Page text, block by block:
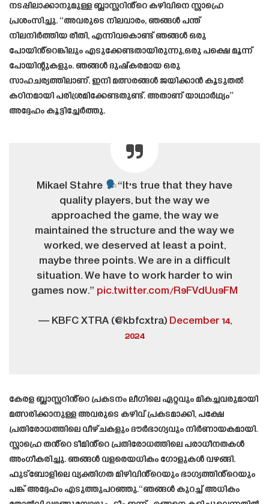
നടപ്പിലാക്കാനുമുള്ള ബ്ലാസ്റ്ററിൻ്റെ കഴിവിനെ സ്റ്റാഹ്രെ
പ്രശംസിച്ചു. “അവരുടെ നിലവാരം, ഞങ്ങൾ പന്ത്
നിലനിർത്തിയ രീതി, എന്നിവകൊണ്ട് ഞങ്ങൾ ഒരു
പോയിൻ്റെങ്കിലും എടുക്കേണ്ടതായിരുന്നു,ഒരു പക്ഷെ മൂന്ന്
പോയിന്റുകളും. ഞങ്ങൾ ദുഷ്‌കരമായ ഒരു
സാഹചര്യത്തിലാണ്. ഇനി മത്സരങ്ങൾ ജയിക്കാൻ കൂടുതൽ
കഠിനമായി പരിശ്രമിക്കേണ്ടതുണ്ട്. അതാണ് യാഥാർഥ്യം”
അദ്ദേഹം കൂട്ടിച്ചേർത്തു.
Mikael Stahre
“It's true that they have
quality players, but the way we
approached the game, the way we
maintained the structure and the way we
worked, we deserved at least a point,
maybe three points. We are in a difficult
situation. We have to work harder to win
games now.” pic.twitter.com/R9FVdUu9FM
— KBFC XTRA (@kbfcxtra) December 14,
2024
കേരള ബ്ലാസ്റ്ററിൻ്റെ പ്രകടനം ലീഗിലെ ഏറ്റവും മികച്ചവരുമായി
മത്സരിക്കാനുള്ള അവരുടെ കഴിവ് പ്രകടമാക്കി, പക്ഷേ
പ്രതിരോധത്തിലെ വീഴ്ചകളും ദൗർഭാഗ്യവും നിർണായകമായി.
സ്റ്റാഹ്രെ തൻ്റെ ടീമിൻ്റെ പ്രതിരോധത്തിലെ പരാധീനതകൾ
അംഗീകരിച്ചു. ഞങ്ങൾ വളരെയധികം ഗോളുകൾ വഴങ്ങി.
ഫുട്‌ബോളിലെ വ്യക്തിഗത മിഴിവിൻ്റെയും ഭാഗ്യത്തിൻ്റെയും
പങ്ക് അദ്ദേഹം എടുത്തുപറഞ്ഞു.“ഞങ്ങൾ കുറച്ച് അധികം